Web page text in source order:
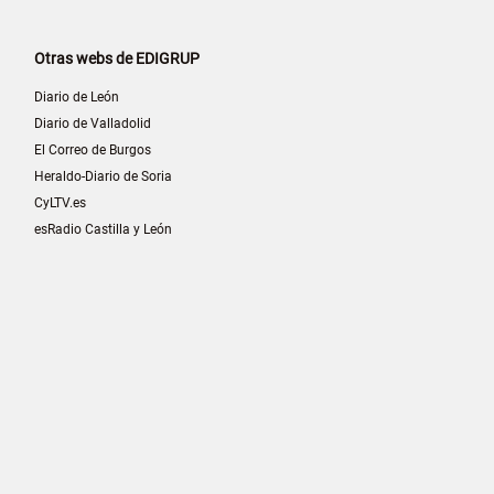
Otras webs de EDIGRUP
Diario de León
Diario de Valladolid
El Correo de Burgos
Heraldo-Diario de Soria
CyLTV.es
esRadio Castilla y León